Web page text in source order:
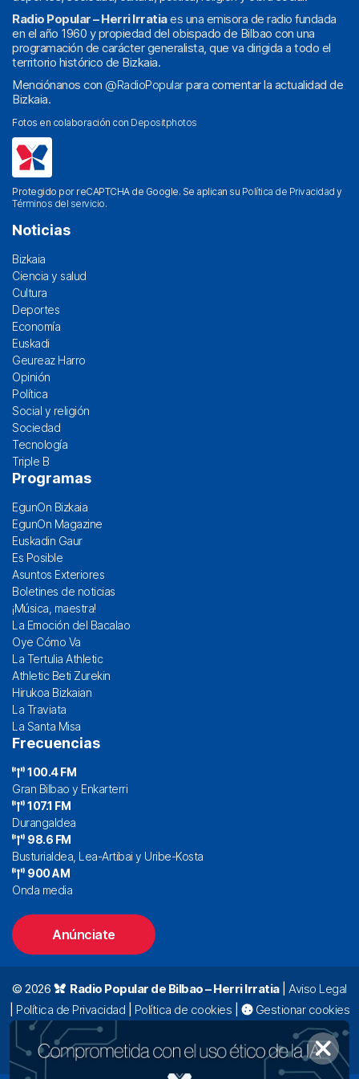
Radio Popular – Herri Irratiaes una emisora de radio fundada
en el año 1960 y propiedad del obispado de Bilbao con una
programación de carácter generalista, que va dirigida a todo el
territorio histórico de Bizkaia.
Menciónanos con @RadioPopularpara comentar la actualidad de
Bizkaia.
Fotos en colaboración con Depositphotos
Protegido por reCAPTCHA de Google. Se aplican su Política de Privacidad y
Términos del servicio.
Noticias
Bizkaia
Ciencia y salud
Cultura
Deportes
Economía
Euskadi
Geureaz Harro
Opinión
Política
Social y religión
Sociedad
Tecnología
Triple B
Programas
EgunOn Bizkaia
EgunOn Magazine
Euskadin Gaur
Es Posible
Asuntos Exteriores
Boletines de noticias
¡Música, maestra!
La Emoción del Bacalao
Oye Cómo Va
La Tertulia Athletic
Athletic Beti Zurekin
Hirukoa Bizkaian
La Traviata
La Santa Misa
Frecuencias
100.4 FM
Gran Bilbao y Enkarterri
107.1 FM
Durangaldea
98.6 FM
Busturialdea, Lea-Artibai y Uribe-Kosta
900 AM
Onda media
Anúnciate
© 2026 Radio Popular de Bilbao – Herri Irratia|Aviso Legal
Política de Privacidad Política de cookies
Gestionar cookies
Alda. Mazarredo, 47 – 7º 48009 Bilbao |
94 423 92 00|
oyentes@radiopopular.com